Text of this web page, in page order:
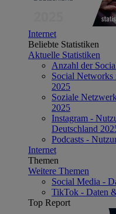
Internet
Beliebte Statistiken
Aktuelle Statistiken
Anzahl der
Social Networks
2025
Soziale
2025
Instagram -
Deutschland
Podcasts -
Internet
Themen
Weitere Themen
Social Media -
TikTok - Daten
Top Report